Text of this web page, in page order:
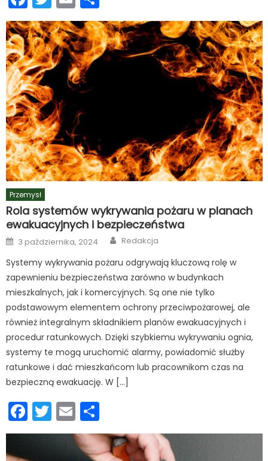
się
Przemysł
Rola systemów wykrywania pożaru w planach
ewakuacyjnych i bezpieczeństwa
Posted
on
3 października, 2024 Author
Redakcja
Systemy wykrywania pożaru odgrywają kluczową rolę w
zapewnieniu bezpieczeństwa zarówno w budynkach
mieszkalnych, jak i komercyjnych. Są one nie tylko
podstawowym elementem ochrony przeciwpożarowej, ale
również integralnym składnikiem planów ewakuacyjnych i
procedur ratunkowych. Dzięki szybkiemu wykrywaniu ognia,
systemy te mogą uruchomić alarmy, powiadomić służby
ratunkowe i dać mieszkańcom lub pracownikom czas na
bezpieczną ewakuację. W […]
Facebook
Twitter
Email
się